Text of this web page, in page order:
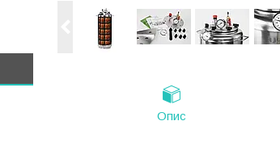
Опис